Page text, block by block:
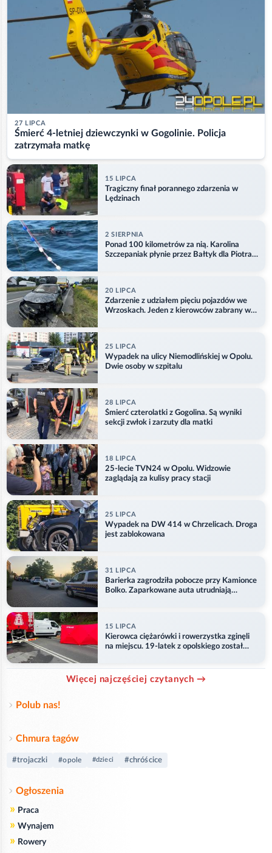
27 LIPCA
Śmierć 4-letniej dziewczynki w Gogolinie. Policja
zatrzymała matkę
15 LIPCA
Tragiczny finał porannego zdarzenia w
Lędzinach
2 SIERPNIA
Ponad 100 kilometrów za nią. Karolina
Szczepaniak płynie przez Bałtyk dla Piotra.
20 LIPCA
Zdarzenie z udziałem pięciu pojazdów we
Wrzoskach. Jeden z kierowców zabrany w
25 LIPCA
Wypadek na ulicy Niemodlińskiej w Opolu.
Dwie osoby w szpitalu
28 LIPCA
Śmierć czterolatki z Gogolina. Są wyniki
sekcji zwłok i zarzuty dla matki
18 LIPCA
25-lecie TVN24 w Opolu. Widzowie
zaglądają za kulisy pracy stacji
25 LIPCA
Wypadek na DW 414 w Chrzelicach. Droga
jest zablokowana
31 LIPCA
Barierka zagrodziła pobocze przy Kamionce
Bolko. Zaparkowane auta utrudniają
15 LIPCA
Kierowca ciężarówki i rowerzystka zginęli
na miejscu. 19-latek z opolskiego został
Więcej najczęściej czytanych →
Polub nas!
Chmura tagów
#trojaczki #opole #dzieci #chróścice
Ogłoszenia
» Praca
» Wynajem
» Rowery